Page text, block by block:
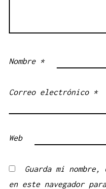
Nombre *
Correo electrónico *
Web
Guarda mi
en este navegador